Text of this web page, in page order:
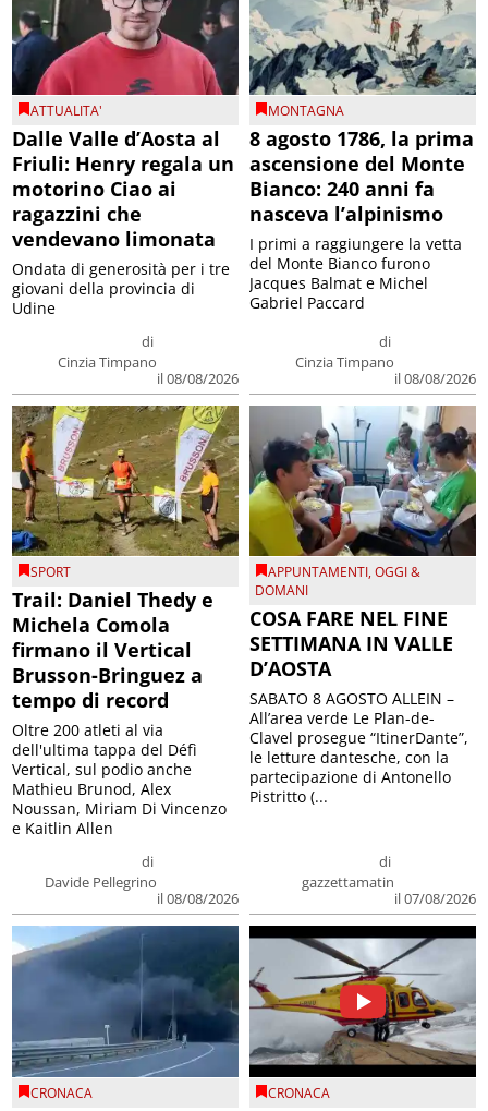
ATTUALITA'
Dalle Valle d’Aosta al
Friuli: Henry regala un
motorino Ciao ai
ragazzini che
vendevano limonata
di
Cinzia Timpano
il 08/08/2026
Ondata di generosità per i tre
giovani della provincia di
Udine
MONTAGNA
8 agosto 1786, la prima
ascensione del Monte
Bianco: 240 anni fa
nasceva l’alpinismo
di
Cinzia Timpano
il 08/08/2026
I primi a raggiungere la vetta
del Monte Bianco furono
Jacques Balmat e Michel
Gabriel Paccard
SPORT
Trail: Daniel Thedy e
Michela Comola
firmano il Vertical
Brusson-Bringuez a
tempo di record
di
Davide Pellegrino
il 08/08/2026
Oltre 200 atleti al via
dell'ultima tappa del Défì
Vertical, sul podio anche
Mathieu Brunod, Alex
Noussan, Miriam Di Vincenzo
e Kaitlin Allen
APPUNTAMENTI,OGGI &
DOMANI
COSA FARE NEL FINE
SETTIMANA IN VALLE
D’AOSTA
di
gazzettamatin
il 07/08/2026
SABATO 8 AGOSTO ALLEIN –
All’area verde Le Plan-de-
Clavel prosegue “ItinerDante”,
le letture dantesche, con la
partecipazione di Antonello
Pistritto (...
CRONACA CRONACA